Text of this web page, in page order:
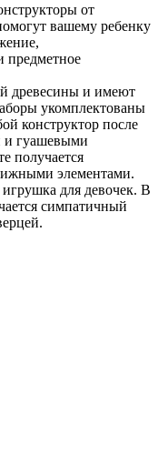
от
вашему ребенку
предметное
древесины и имеют
укомплектованы
конструктор после
и гуашевыми
получается
элементами.
для девочек. В
симпатичный